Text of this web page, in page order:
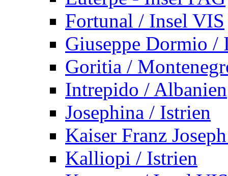
Fortunal / Insel VIS
Giuseppe Dormio /
Goritia /
Intrepido / Albanien
Josephina / Istrien
Kaiser Franz
Kalliopi / Istrien